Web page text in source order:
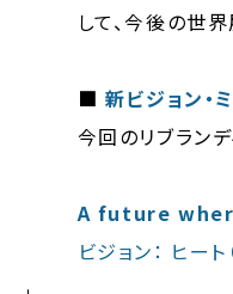
して、今後の世
■ 新ビジョン・
今回のリブラン
A future
ビジョン： ヒー